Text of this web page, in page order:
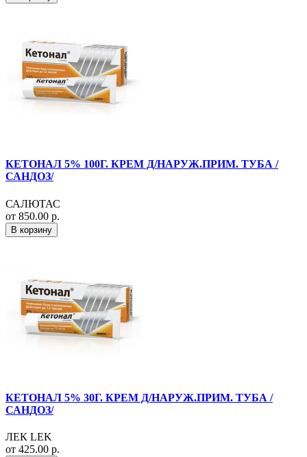
КЕТОНАЛ 5% 100Г. КРЕМ Д/НАРУЖ.ПРИМ. ТУБА /
САНДОЗ/
САЛЮТАС
от 850.00 р.
В корзину
КЕТОНАЛ 5% 30Г. КРЕМ Д/НАРУЖ.ПРИМ. ТУБА /
САНДОЗ/
ЛЕК LEK
от 425.00 р.